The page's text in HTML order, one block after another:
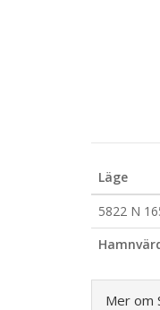
Läge
5822 N
Mer om